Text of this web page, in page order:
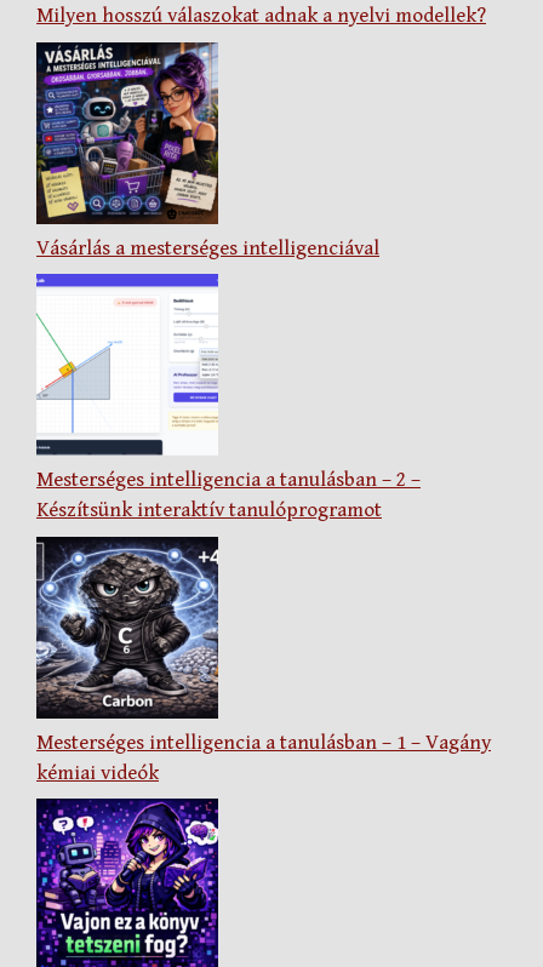
Milyen hosszú válaszokat adnak a nyelvi modellek?
Vásárlás a mesterséges intelligenciával
Mesterséges intelligencia a tanulásban – 2 –
Készítsünk interaktív tanulóprogramot
Mesterséges intelligencia a tanulásban – 1 – Vagány
kémiai videók